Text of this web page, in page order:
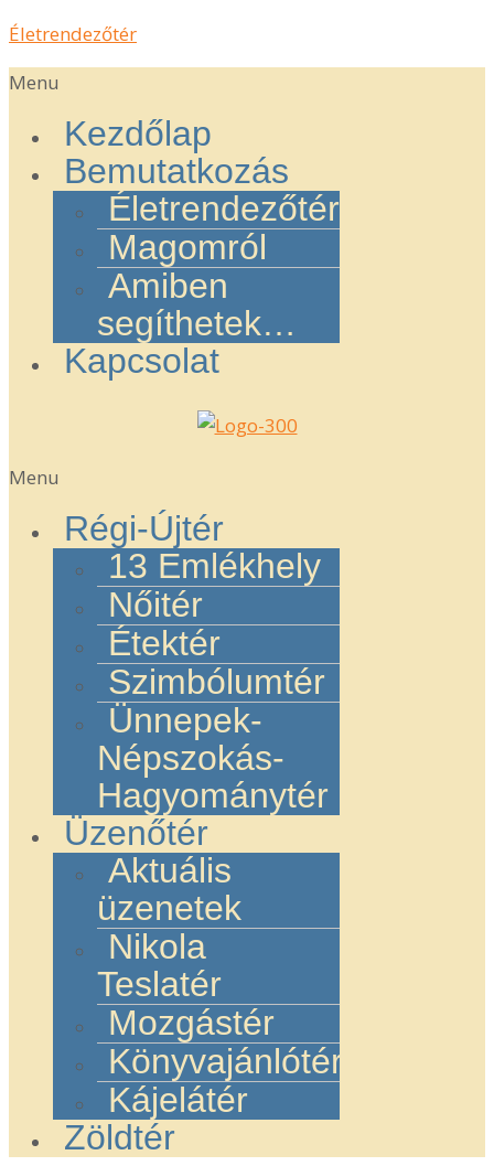
Életrendezőtér
Menu
Kezdőlap
Bemutatkozás
Életrendezőtér
Magomról
Amiben
segíthetek…
Kapcsolat
Menu
Régi-Újtér
13 Emlékhely
Nőitér
Étektér
Szimbólumtér
Ünnepek-
Népszokás-
Hagyománytér
Üzenőtér
Aktuális
üzenetek
Nikola
Teslatér
Mozgástér
Könyvajánlótér
Kájelátér
Zöldtér